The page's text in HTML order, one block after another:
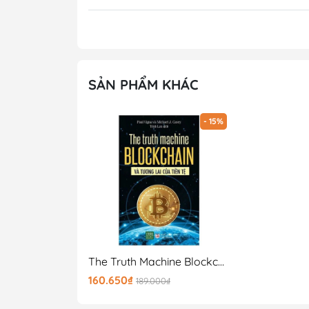
phẩm.
Gooda tin rằng cuốn sách sẽ mang lại kiến
SẢN PHẨM KHÁC
- 15%
The Truth Machine Blockchain Và Tương Lai Của Tiền Tệ
160.650₫ 189.000₫